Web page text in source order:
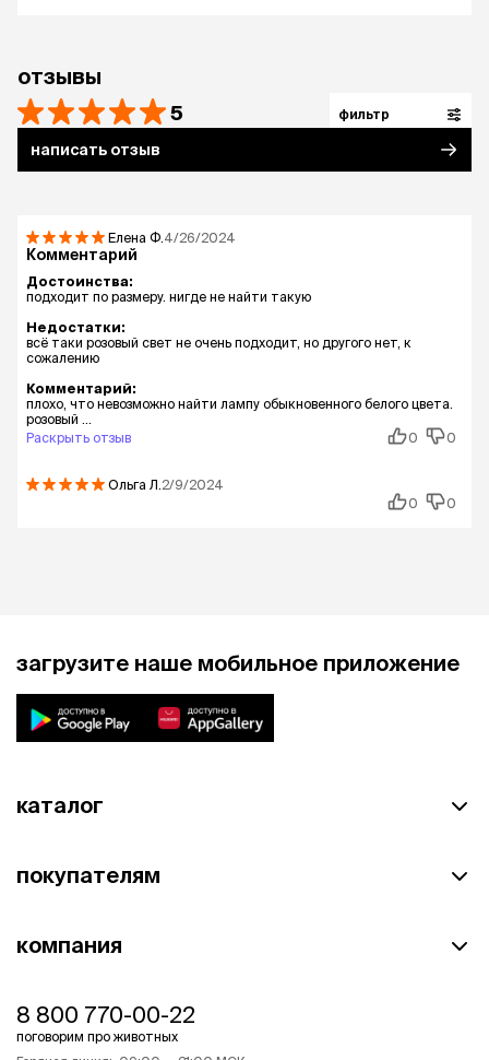
отзывы
5 фильтр
написать отзыв
Елена Ф. 4/26/2024
Комментарий
Достоинства:
подходит по размеру. нигде не найти такую
Недостатки:
всё таки розовый свет не очень подходит, но другого нет, к
сожалению
Комментарий:
плохо, что невозможно найти лампу обыкновенного белого цвета.
розовый ...
Раскрыть отзыв
0 0
Ольга Л. 2/9/2024
0
0
загрузите наше мобильное приложение
каталог
покупателям
компания
8 800 770-00-22
поговорим про животных